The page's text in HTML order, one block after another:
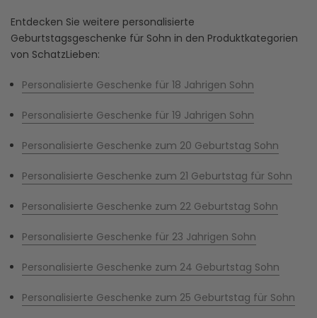
Entdecken Sie weitere personalisierte
Geburtstagsgeschenke für Sohn in den Produktkategorien
von SchatzLieben:
Personalisierte Geschenke für 18 Jahrigen Sohn
Personalisierte Geschenke für 19 Jahrigen Sohn
Personalisierte Geschenke zum 20 Geburtstag Sohn
Personalisierte Geschenke zum 21 Geburtstag für Sohn
Personalisierte Geschenke zum 22 Geburtstag Sohn
Personalisierte Geschenke für 23 Jahrigen Sohn
Personalisierte Geschenke zum 24 Geburtstag Sohn
Personalisierte Geschenke zum 25 Geburtstag für Sohn